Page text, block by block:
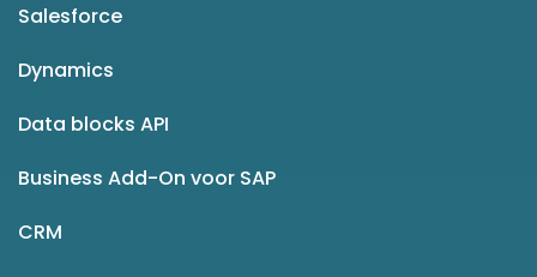
Salesforce
Dynamics
Data blocks API
Business Add-On voor SAP
CRM